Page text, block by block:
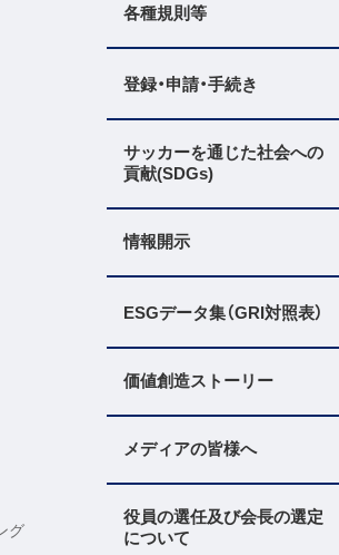
グ
各種規則等
登録・申請・手続き
サッカーを通じた社会への
貢献(SDGs)
情報開示
ESGデータ集（GRI対照表）
価値創造ストーリー
メディアの皆様へ
役員の選任及び会長の選定
について